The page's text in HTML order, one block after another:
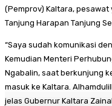
(Pemprov) Kaltara,
Tanjung Harapan Tanjung
“Saya sudah komunikasi
Kemudian Menteri
Ngabalin, saat berkunjung
masuk ke Kaltara.
jelas Gubernur Kaltara